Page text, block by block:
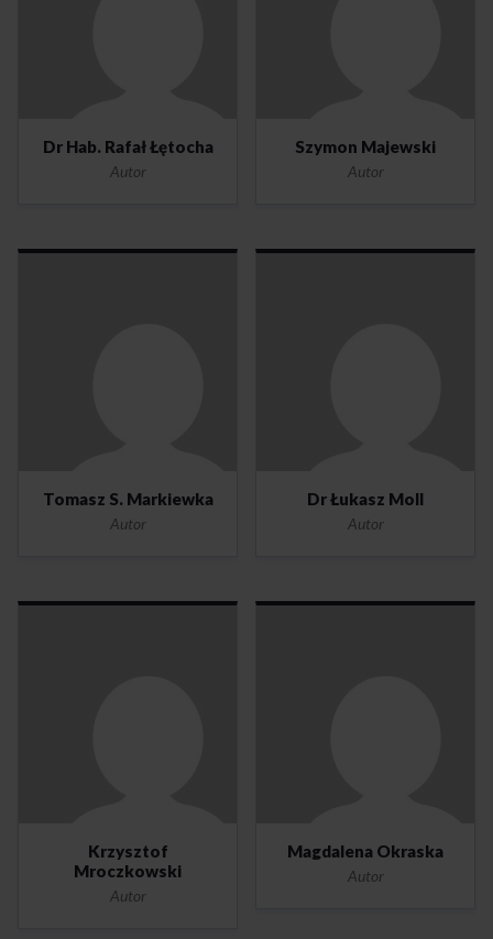
Dr Hab. Rafał Łętocha
Autor
Szymon Majewski
Autor
Tomasz S. Markiewka
Autor
Dr Łukasz Moll
Autor
Krzysztof
Mroczkowski
Autor
Magdalena Okraska
Autor